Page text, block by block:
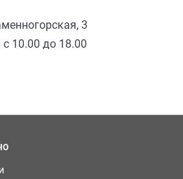
3
10.00 до 18.00